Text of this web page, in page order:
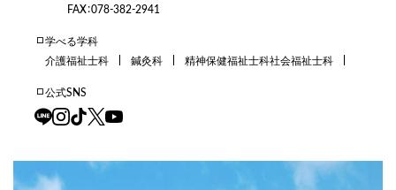
FAX：078-382-2941
学べる学科
介護福祉士科
鍼灸科 精神保健福祉士科社会福祉士科
公式SNS